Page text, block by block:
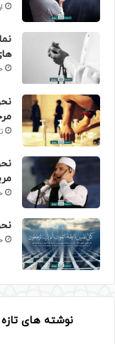
نوشته های تازه